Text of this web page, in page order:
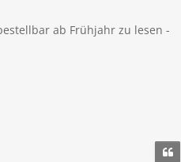
ab Frühjahr zu lesen -